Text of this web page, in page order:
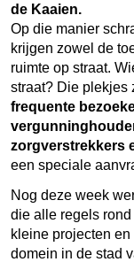
de Kaaien.
Op die manier
krijgen zowel de
ruimte op straat.
straat? Die plekjes
frequente
zorgverstrekkers
een speciale
Nog deze week
die alle regels
kleine projecten
domein in de stad